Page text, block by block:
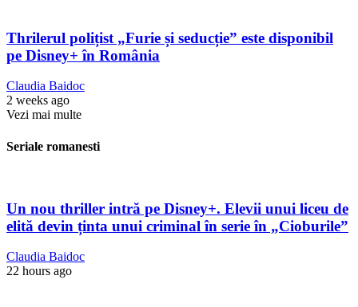
Thrilerul polițist „Furie și seducție” este disponibil
pe Disney+ în România
Claudia Baidoc
2 weeks ago
Vezi mai multe
Seriale romanesti
Un nou thriller intră pe Disney+. Elevii unui liceu de
elită devin ținta unui criminal în serie în „Cioburile”
Claudia Baidoc
22 hours ago